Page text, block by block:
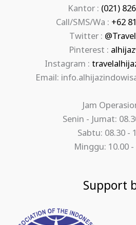
Kantor : (021)
Call/SMS/Wa : +62
Twitter :
Pinterest :
Instagram :
Email:
Jam
Senin - Jumat:
Sabtu: 08.30 -
Minggu: 10.00 -
Support